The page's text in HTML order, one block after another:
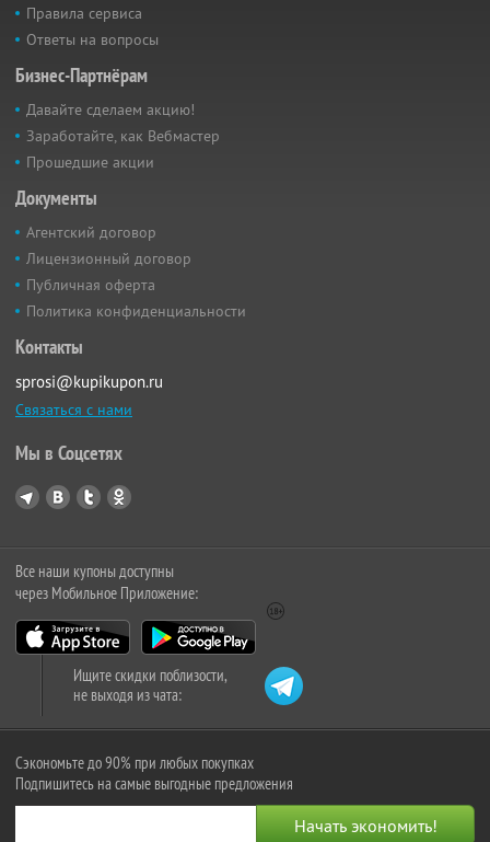
Правила сервиса
Ответы на вопросы
Бизнес-Партнёрам
Давайте сделаем акцию!
Заработайте, как Вебмастер
Прошедшие акции
Документы
Агентский договор
Лицензионный договор
Публичная оферта
Политика конфиденциальности
Контакты
sprosi@kupikupon.ru
Связаться с нами
Мы в Соцсетях
Все наши купоны доступны
через Мобильное Приложение:
Ищите скидки поблизости,
не выходя из чата:
Сэкономьте до 90% при любых покупках
Подпишитесь на самые выгодные предложения